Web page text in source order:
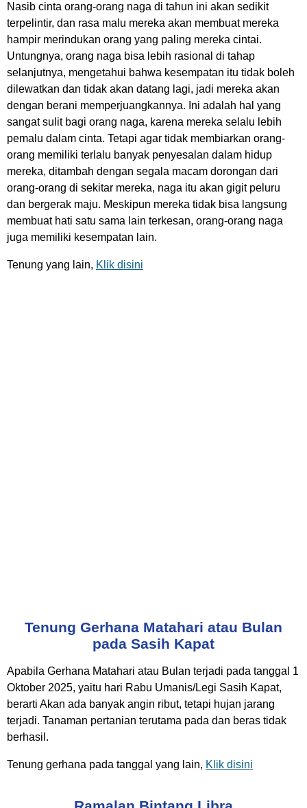
Nasib cinta orang-orang naga di tahun ini akan sedikit
terpelintir, dan rasa malu mereka akan membuat mereka
hampir merindukan orang yang paling mereka cintai.
Untungnya, orang naga bisa lebih rasional di tahap
selanjutnya, mengetahui bahwa kesempatan itu tidak boleh
dilewatkan dan tidak akan datang lagi, jadi mereka akan
dengan berani memperjuangkannya. Ini adalah hal yang
sangat sulit bagi orang naga, karena mereka selalu lebih
pemalu dalam cinta. Tetapi agar tidak membiarkan orang-
orang memiliki terlalu banyak penyesalan dalam hidup
mereka, ditambah dengan segala macam dorongan dari
orang-orang di sekitar mereka, naga itu akan gigit peluru
dan bergerak maju. Meskipun mereka tidak bisa langsung
membuat hati satu sama lain terkesan, orang-orang naga
juga memiliki kesempatan lain.
Tenung yang lain, Klik disini
Tenung Gerhana Matahari atau Bulan
pada Sasih Kapat
Apabila Gerhana Matahari atau Bulan terjadi pada tanggal 1
Oktober 2025, yaitu hari Rabu Umanis/Legi Sasih Kapat,
berarti Akan ada banyak angin ribut, tetapi hujan jarang
terjadi. Tanaman pertanian terutama pada dan beras tidak
berhasil.
Tenung gerhana pada tanggal yang lain, Klik disini